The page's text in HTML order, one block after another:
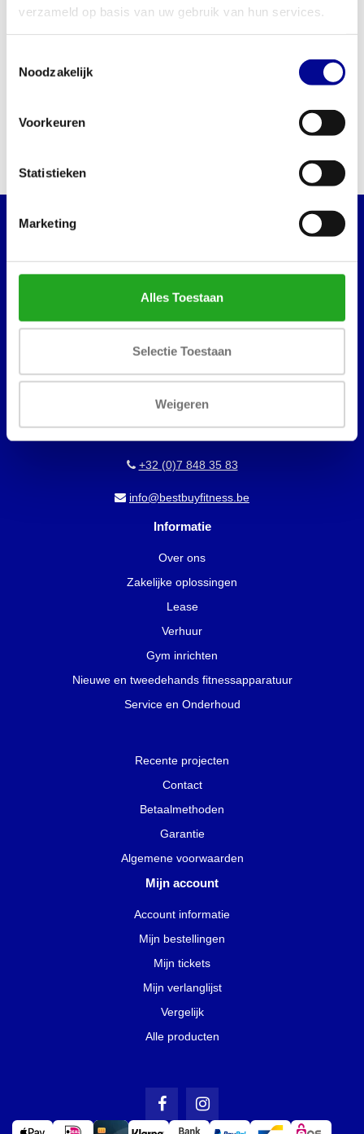
verzameld op basis van uw gebruik van hun services.
Noodzakelijk
Voorkeuren
Statistieken
Marketing
Alles Toestaan
Selectie Toestaan
Weigeren
Athletic Performance
Matrix Multi adjustable bench
Incl. btw
AANBIEDINGEN?
2321
Meer, België
+32 (0)7 848 35 83
info@bestbuyfitness.be
Informatie
Over ons
Zakelijke oplossingen
Lease
Verhuur
Gym inrichten
Nieuwe en tweedehands fitnessapparatuur
Service en Onderhoud
Recente projecten
Contact
Betaalmethoden
Garantie
Algemene voorwaarden
Mijn account
Account informatie
Mijn bestellingen
Mijn tickets
Mijn verlanglijst
Vergelijk
Alle producten